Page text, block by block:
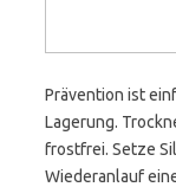
Prävention ist
Lagerung.
frostfrei. Setze
Wiederanlauf